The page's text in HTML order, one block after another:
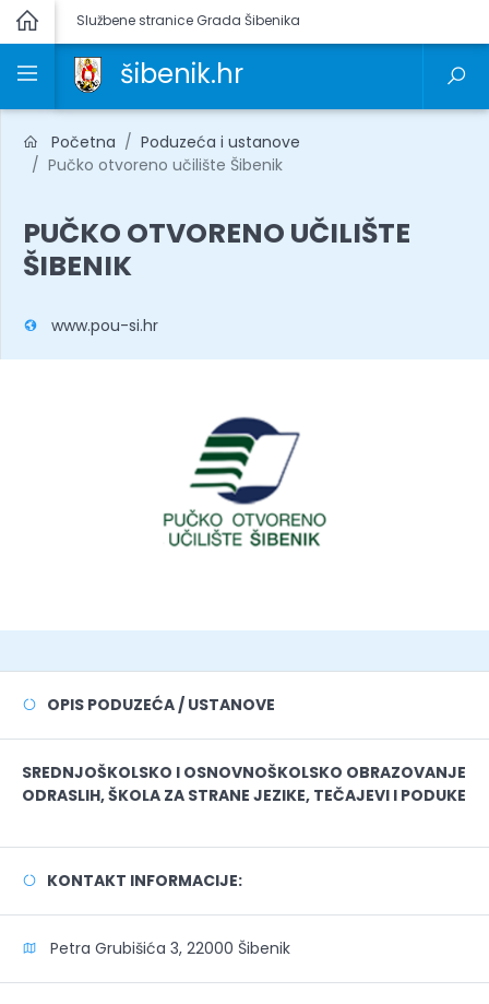
Službene stranice Grada Šibenika
šibenik.hr
Početna
Poduzeća i ustanove
Pučko otvoreno učilište Šibenik
PUČKO OTVORENO UČILIŠTE
ŠIBENIK
www.pou-si.hr
OPIS PODUZEĆA / USTANOVE
SREDNJOŠKOLSKO I OSNOVNOŠKOLSKO OBRAZOVANJE
ODRASLIH, ŠKOLA ZA STRANE JEZIKE, TEČAJEVI I PODUKE
KONTAKT INFORMACIJE:
Petra Grubišića 3, 22000 Šibenik